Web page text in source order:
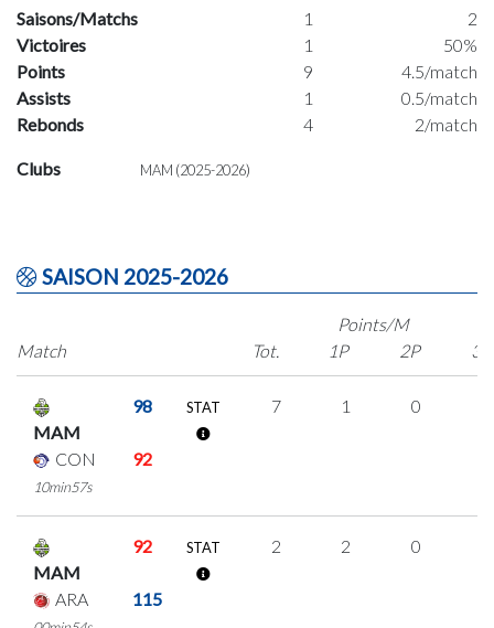
Saisons/Matchs 1
2
Victoires
1
50%
Points
9
4.5/match
Assists
1
0.5/match
Rebonds
4 2/match
Clubs MAM (2025-2026)
SAISON 2025-2026
Match
Points/M
Tot.
1P 2P 3P
MAM
98
CON 92
10min57s
STAT 7 1 0
MAM
92
ARA 115
STAT 2 2 0